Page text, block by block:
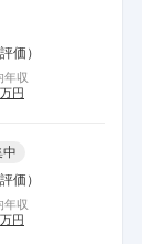
価）
年収
万円
中
価）
年収
万円